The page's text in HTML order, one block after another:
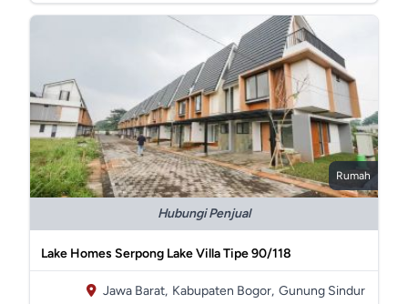
Rumah
Hubungi Penjual
Lake Homes Serpong Lake Villa Tipe 90/118
Jawa Barat, Kabupaten Bogor, Gunung Sindur